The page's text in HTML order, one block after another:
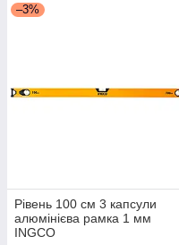
–3%
Рівень 100 см 3 капсули
алюмінієва рамка 1 мм
INGCO